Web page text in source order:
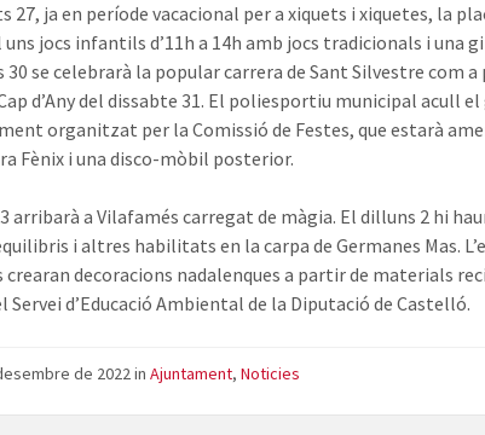
27, ja en període vacacional per a xiquets i xiquetes, la
uns jocs infantils d’11h a 14h amb jocs tradicionals i una
30 se celebrarà la popular carrera de Sant Silvestre com a
d’Any del dissabte 31. El poliesportiu municipal acull el
organitzat per la Comissió de Festes, que estarà
Fènix i una disco-mòbil posterior.
arribarà a Vilafamés carregat de màgia. El dilluns 2 hi
i altres habilitats en la carpa de Germanes Mas.
crearan decoracions nadalenques a partir de materials
Servei d’Educació Ambiental de la Diputació de Castelló.
de 2022inAjuntament,Noticies